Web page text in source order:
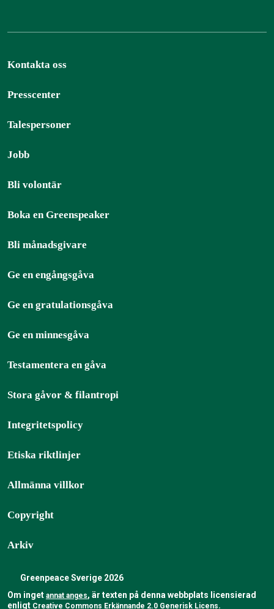
Kontakta oss
Presscenter
Talespersoner
Jobb
Bli volontär
Boka en Greenspeaker
Bli månadsgivare
Ge en engångsgåva
Ge en gratulationsgåva
Ge en minnesgåva
Testamentera en gåva
Stora gåvor & filantropi
Integritetspolicy
Etiska riktlinjer
Allmänna villkor
Copyright
Arkiv
Greenpeace Sverige 2026
Om inget annat anges, är texten på denna webbplats licensierad
enligt Creative Commons Erkännande 2.0 Generisk Licens.